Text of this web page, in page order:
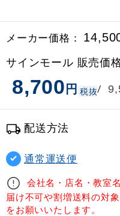
メーカー価格：
サインモール 販売価
8,700円 税抜/
配送方法
通常運送便
会社名・店名・教室
届け不可や割増送料の対
をお願いいたします。